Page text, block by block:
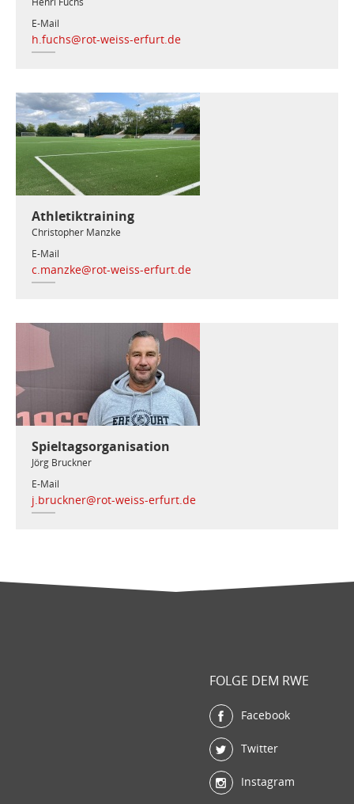
E-Mail
h.fuchs@rot-weiss-erfurt.de
Athletiktraining
Christopher Manzke
E-Mail
c.manzke@rot-weiss-erfurt.de
Spieltagsorganisation
Jörg Bruckner
E-Mail
j.bruckner@rot-weiss-erfurt.de
FOLGE DEM RWE
Facebook
Twitter
Instagram